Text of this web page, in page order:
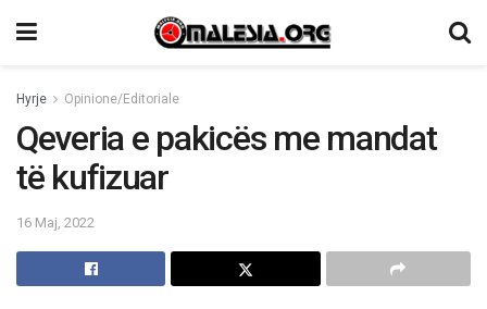
Hyrje Opinione/Editoriale
Qeveria e pakicës me mandat
të kufizuar
16 Maj, 2022